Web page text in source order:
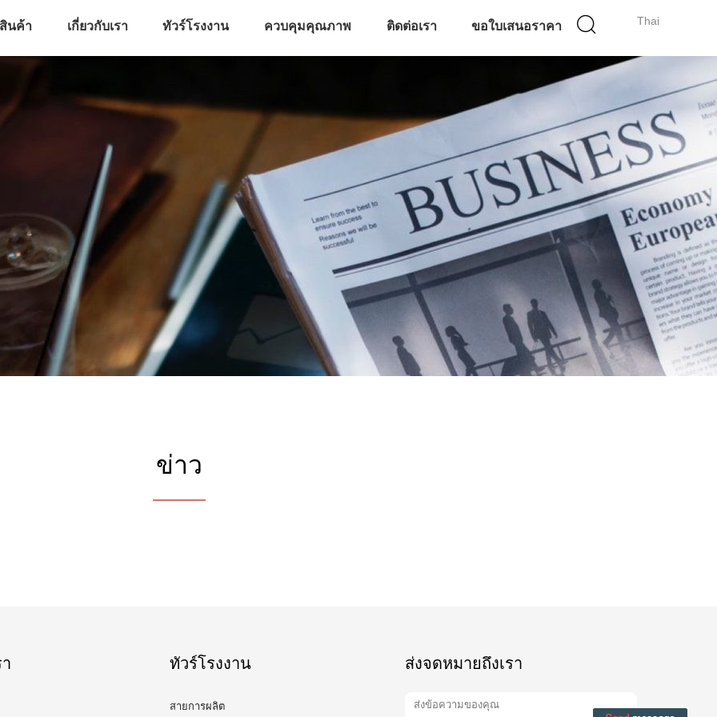
Thai
สินค้า เกี่ยวกับเรา ทัวร์โรงงาน ควบคุมคุณภาพ ติดต่อเรา ขอใบเสนอราคา
ข่าว
ทัวร์โรงงาน
สายการผลิต
ส่งจดหมายถึงเรา